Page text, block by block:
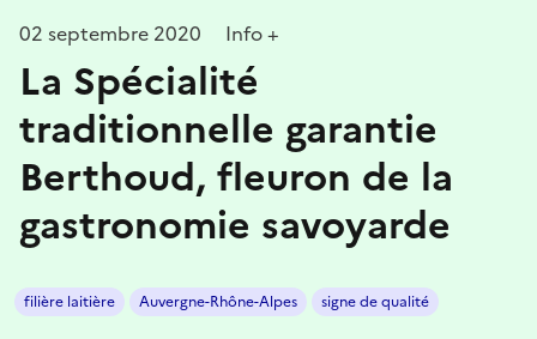
02 septembre 2020 Info +
La Spécialité
traditionnelle garantie
Berthoud, fleuron de la
gastronomie savoyarde
filière laitière Auvergne-Rhône-Alpes signe de qualité